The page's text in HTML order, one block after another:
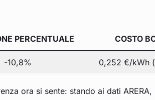
PERCENTUALE COSTO
-10,8% 0,252 €/kWh
ora si sente: stando ai dati